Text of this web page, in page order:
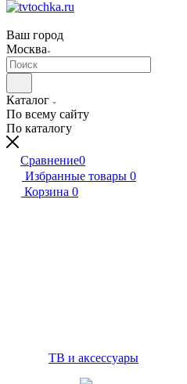
Ваш город
Москва
Каталог
По всему сайту
По каталогу
Сравнение0
Избранные товары 0
Корзина 0
ТВ и аксессуары